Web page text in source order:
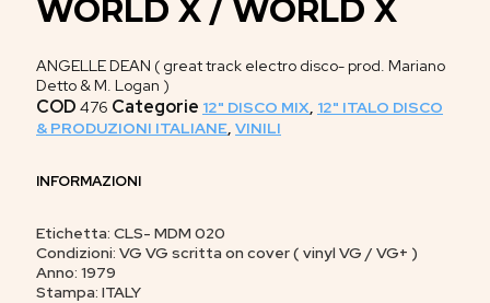
WORLD X / WORLD X
ANGELLE DEAN ( great track electro disco- prod. Mariano
Detto & M. Logan )
COD 476 Categorie 12" DISCO MIX, 12" ITALO DISCO
& PRODUZIONI ITALIANE, VINILI
INFORMAZIONI
Etichetta: CLS- MDM 020
Condizioni: VG VG scritta on cover ( vinyl VG / VG+ )
Anno: 1979
Stampa: ITALY